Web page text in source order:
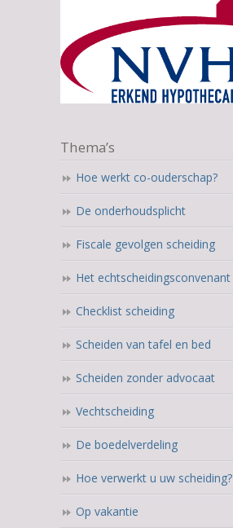
Thema’s
Hoe werkt co-ouderschap?
De onderhoudsplicht
Fiscale gevolgen scheiding
Het echtscheidingsconvenant
Checklist scheiding
Scheiden van tafel en bed
Scheiden zonder advocaat
Vechtscheiding
De boedelverdeling
Hoe verwerkt u uw scheiding?
Op vakantie